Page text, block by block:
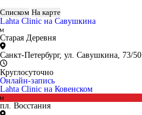
Списком На карте
Lahta Clinic на Савушкина
Старая Деревня
Санкт-Петербург, ул. Савушкина, 73/50
Круглосуточно
Онлайн-запись
Lahta Clinic на Ковенском
пл. Восстания